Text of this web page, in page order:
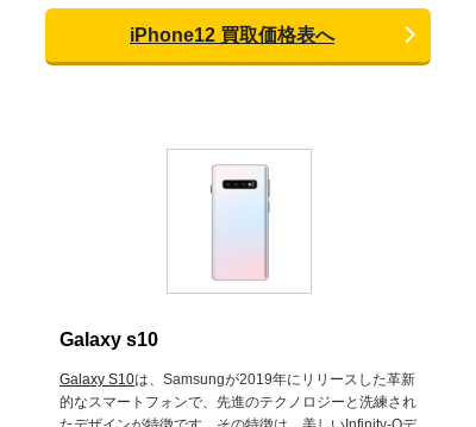
iPhone12 買取価格表へ
Galaxy s10
Galaxy S10は、Samsungが2019年にリリースした革新
的なスマートフォンで、先進のテクノロジーと洗練され